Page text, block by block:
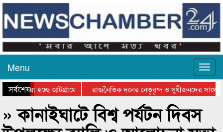
Menu
সর্বশেষ
যাওয়া হচ্ছে আটগ্রামে
রাজনৈতিক দলের নেতৃবৃন্দ ও সুধীজনদের সাথে
পুরস্কার বিতরণ সম্পন্ন
সিলেটে বাংলাদেশ গ্রুপ থিয়েটার ফেডারেশানের
» কানাইঘাটে বিশ্ব পর্যটন দিবস